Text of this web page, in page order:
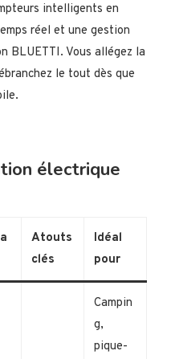
intelligents en
réel et une gestion
BLUETTI. Vous allégez la
le tout dès que
électrique
Atouts
clés
Idéal
pour
Campin
g,
pique-